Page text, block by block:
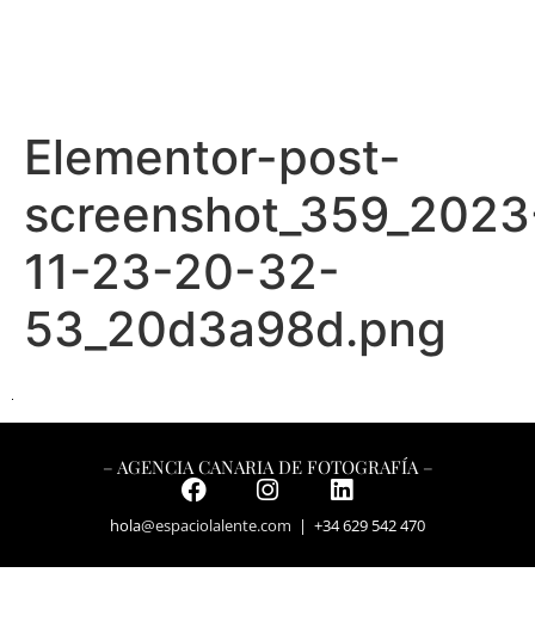
Elementor-post-
11-23-20-32-
53_20d3a98d.png
– AGENCIA CANARIA DE FOTOGRAFÍA –
hola@espaciolalente.com | +34 629 542 470